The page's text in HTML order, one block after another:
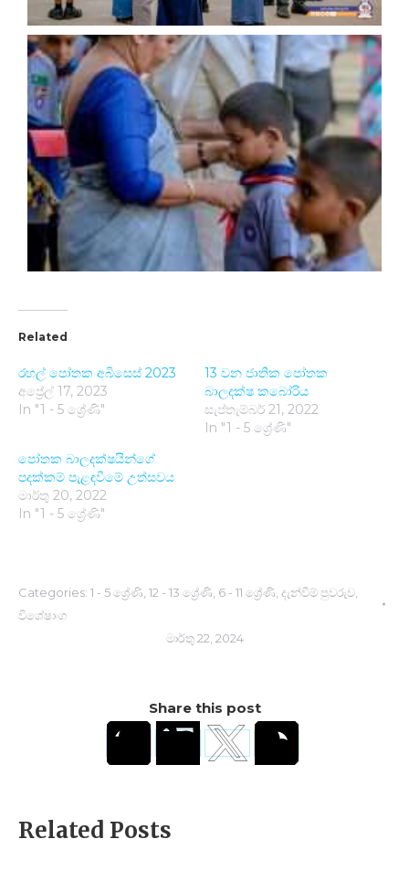
Related
රහල් පෝතක අබිසෙස් 2023
අප්‍රේල් 17, 2023
In "1 - 5 ශ්‍රේණි"
13 වන ජාතික පෝතක
බාලදක්ෂ කබෝරි​ය
සැප්තැම්බර් 21, 2022
In "1 - 5 ශ්‍රේණි"
පෝතක බාලදක්ෂයින්ගේ
පදක්කම් පැළඳවීමේ උත්සවය
මාර්තු 20, 2022
In "1 - 5 ශ්‍රේණි"
Categories: 1 - 5 ශ්‍රේණි 12 - 13 ශ්‍රේණි 6 - 11 ශ්‍රේණි දැන්වීම් පුවරුව
විශේෂාංග
මාර්තු 22, 2024
Share this post
Related Posts